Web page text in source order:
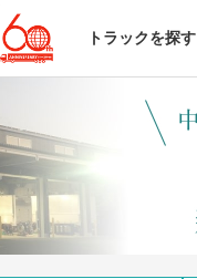
トラックを探す